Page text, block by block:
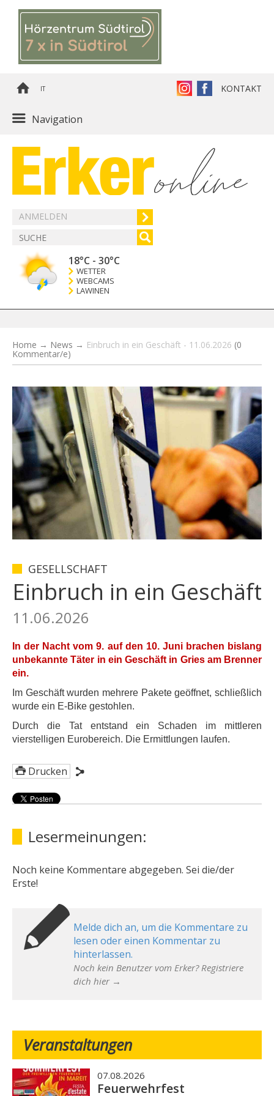
IT KONTAKT
Navigation
ANMELDEN
18°C - 30°C
WETTER
WEBCAMS
LAWINEN
Home → News → Einbruch in ein Geschäft - 11.06.2026 (0
Kommentar/e)
GESELLSCHAFT
Einbruch in ein Geschäft
11.06.2026
In der Nacht vom 9. auf den 10. Juni brachen bislang
unbekannte Täter in ein Geschäft in Gries am Brenner
ein.
Im Geschäft wurden mehrere Pakete geöffnet, schließlich
wurde ein E-Bike gestohlen.
Durch die Tat entstand ein Schaden im mittleren
vierstelligen Eurobereich. Die Ermittlungen laufen.
Drucken
Lesermeinungen:
Noch keine Kommentare abgegeben. Sei die/der
Erste!
Melde dich an, um die Kommentare zu
lesen oder einen Kommentar zu
hinterlassen.
Noch kein Benutzer vom Erker? Registriere
dich hier →
Veranstaltungen
07.08.2026
Feuerwehrfest